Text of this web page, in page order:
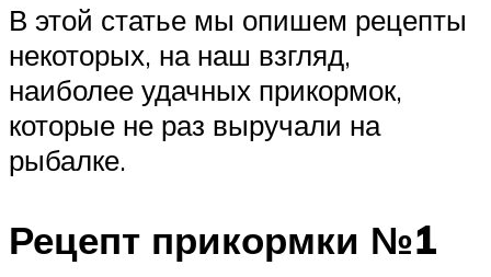
В этой статье мы опишем рецепты
некоторых, на наш взгляд,
наиболее удачных прикормок,
которые не раз выручали на
рыбалке.
Рецепт прикормки №1